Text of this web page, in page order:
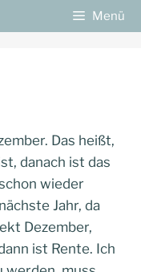
Menü
Das heißt,
danach ist das
wieder
Jahr, da
Dezember,
ist Rente. Ich